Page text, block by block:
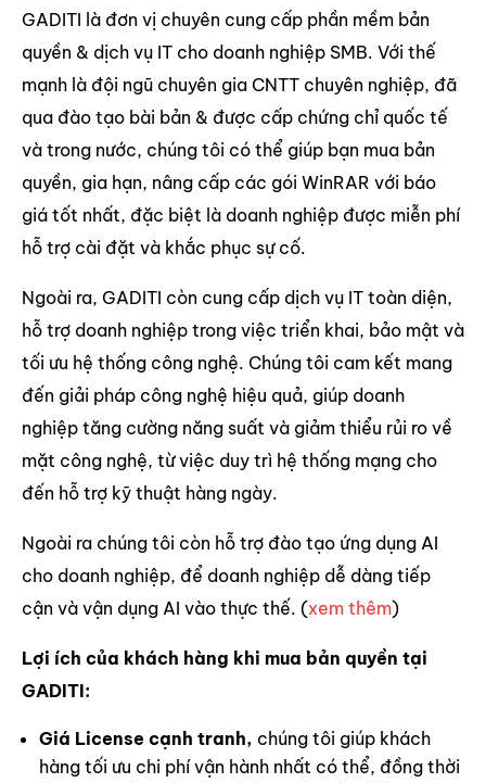
GADITI là đơn vị chuyên cung cấp phần mềm bản
quyền & dịch vụ IT cho doanh nghiệp SMB. Với thế
mạnh là đội ngũ chuyên gia CNTT chuyên nghiệp, đã
qua đào tạo bài bản & được cấp chứng chỉ quốc tế
và trong nước, chúng tôi có thể giúp bạn mua bản
quyền, gia hạn, nâng cấp các gói WinRAR với báo
giá tốt nhất, đặc biệt là doanh nghiệp được miễn phí
hỗ trợ cài đặt và khắc phục sự cố.
Ngoài ra, GADITI còn cung cấp dịch vụ IT toàn diện,
hỗ trợ doanh nghiệp trong việc triển khai, bảo mật và
tối ưu hệ thống công nghệ. Chúng tôi cam kết mang
đến giải pháp công nghệ hiệu quả, giúp doanh
nghiệp tăng cường năng suất và giảm thiểu rủi ro về
mặt công nghệ, từ việc duy trì hệ thống mạng cho
đến hỗ trợ kỹ thuật hàng ngày.
Ngoài ra chúng tôi còn hỗ trợ đào tạo ứng dụng AI
cho doanh nghiệp, để doanh nghiệp dễ dàng tiếp
cận và vận dụng AI vào thực thế. (xem thêm)
Lợi ích của khách hàng khi mua bản quyền tại
GADITI:
Giá License cạnh tranh, chúng tôi giúp khách
hàng tối ưu chi phí vận hành nhất có thể, đồng thời